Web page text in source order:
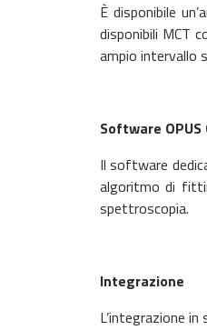
È disponibile
disponibili MCT
ampio intervallo
Software
Il software
algoritmo di
spettroscopia.
Integrazione
L’integrazione